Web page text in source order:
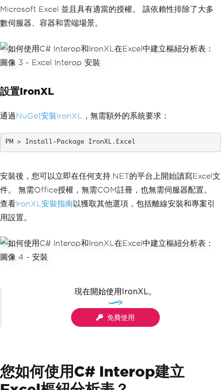
Microsoft Excel 並且具有適當的授權。 該依賴性排除了大多
數伺服器、容器和雲端場景。
設置IronXL
通過NuGet安裝IronXL ，無需額外的系統要求：
Install-Package IronXL.Excel
安裝後，您可以立即在任何支持.NET的平台上開始讀寫Excel文
件。 無需Office授權，無需COM註冊，也無需伺服器配置。
查看IronXL安裝指南以獲取其他選項，包括離線安裝和專案引
用設置。
現在開始使用IronXL。
免費使用
您如何使用C# Interop建立